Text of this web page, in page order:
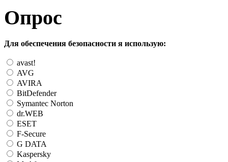
Опрос
Для обеспечения безопасности я использую:
avast!
AVG
AVIRA
BitDefender
Symantec Norton
dr.WEB
ESET
F-Secure
G DATA
Kaspersky